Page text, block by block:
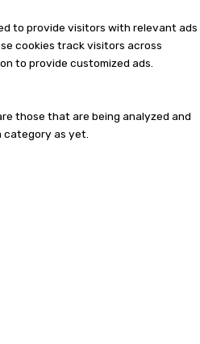
to provide visitors with relevant ads
cookies track visitors across
to provide customized ads.
those that are being analyzed and
category as yet.